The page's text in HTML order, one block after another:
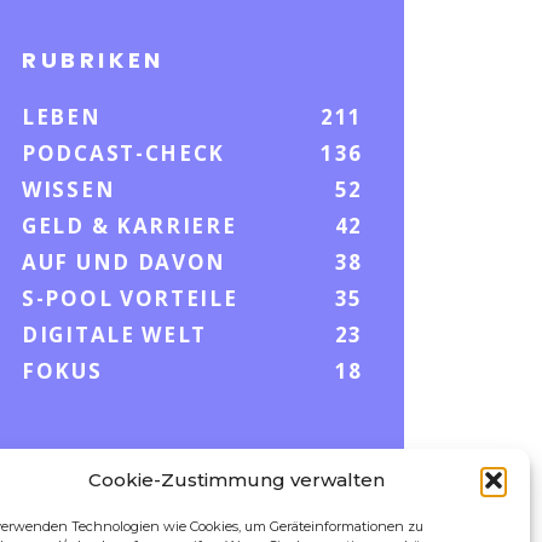
Cookie-Zustimmung verwalten
Technologien wie Cookies, um Geräteinformationen zu
RUBRIKEN
LEBEN
211
PODCAST-CHECK
136
WISSEN
52
GELD & KARRIERE
42
AUF UND DAVON
38
S-POOL VORTEILE
35
DIGITALE WELT
23
FOKUS
18
FOLLOW US